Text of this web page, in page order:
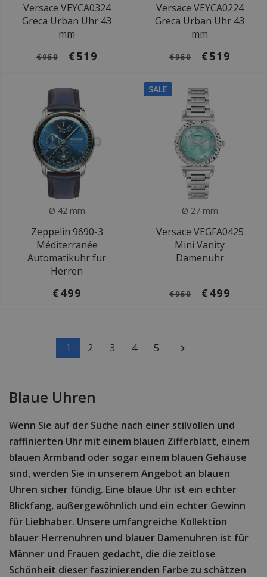
Versace VEYCA0324
Greca Urban Uhr 43
mm
€950 €519
Versace VEYCA0224
Greca Urban Uhr 43
mm
€950 €519
Ø 42 mm
Zeppelin 9690-3
Méditerranée
Automatikuhr für
Herren
€499
SALE
Ø 27 mm
Versace VEGFA0425
Mini Vanity
Damenuhr
€950 €499
1 2 3 4 5
Blaue Uhren
Wenn Sie auf der Suche nach einer stilvollen und
raffinierten Uhr mit einem blauen Zifferblatt, einem
blauen Armband oder sogar einem blauen Gehäuse
sind, werden Sie in unserem Angebot an blauen
Uhren sicher fündig. Eine blaue Uhr ist ein echter
Blickfang, außergewöhnlich und ein echter Gewinn
für Liebhaber. Unsere umfangreiche Kollektion
blauer Herrenuhren und blauer Damenuhren ist für
Männer und Frauen gedacht, die die zeitlose
Schönheit dieser faszinierenden Farbe zu schätzen